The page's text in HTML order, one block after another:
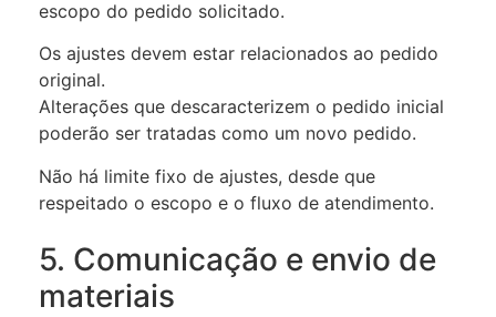
escopo do pedido solicitado.
Os ajustes devem estar relacionados ao pedido
original.
Alterações que descaracterizem o pedido inicial
poderão ser tratadas como um novo pedido.
Não há limite fixo de ajustes, desde que
respeitado o escopo e o fluxo de atendimento.
5. Comunicação e envio de
materiais